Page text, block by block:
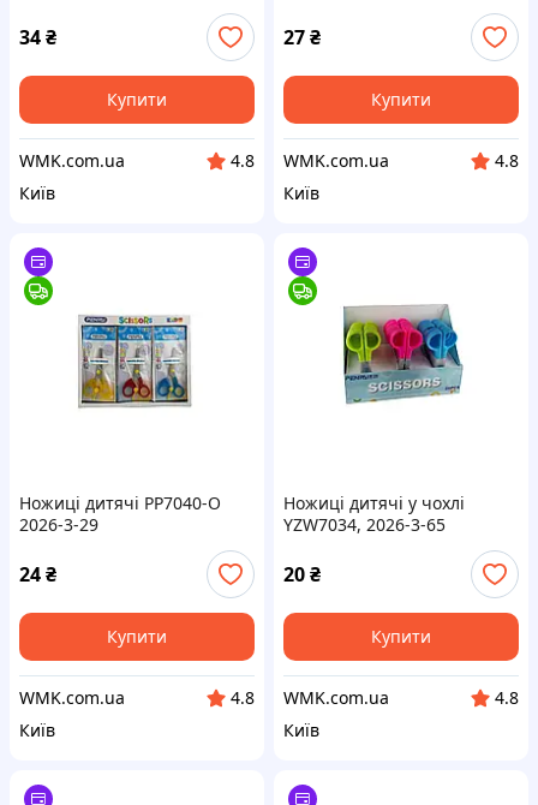
34₴
Купити
WMK.com.ua
4.8
Київ
27₴
Купити
WMK.com.ua
4.8
Київ
Ножиці дитячі PP7040-O
2026-3-29
24₴
Купити
WMK.com.ua
4.8
Київ
Ножиці дитячі у чохлі
YZW7034, 2026-3-65
20₴
Купити
WMK.com.ua
4.8
Київ